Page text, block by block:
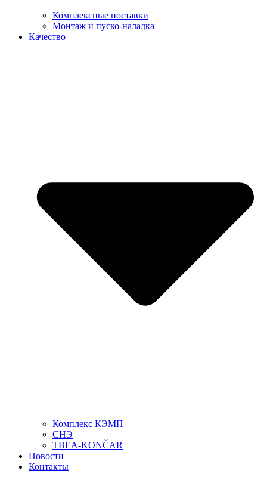
Комплексные поставки
Монтаж и пуско-наладка
Качество
Комплекс КЭМП
СНЭ
TBEA-KONČAR
Новости
Контакты